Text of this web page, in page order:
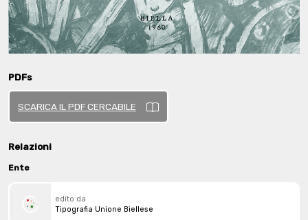
PDFs
SCARICA IL PDF CERCABILE
Relazioni
Ente
edito da
Tipografia Unione Biellese